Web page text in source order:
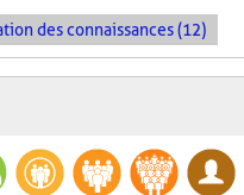
des connaissances (12)